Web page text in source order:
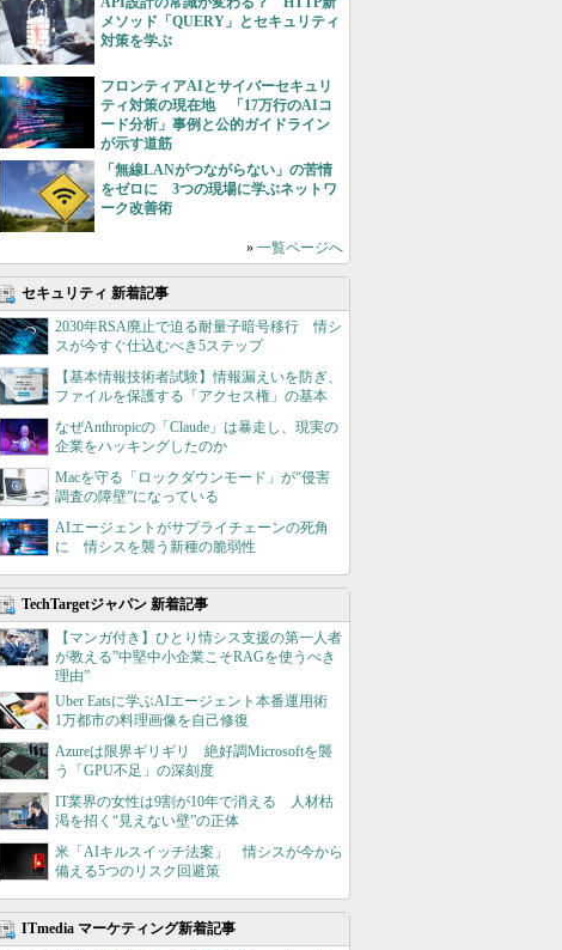
メソッド「QUERY」とセキュリティ
対策を学ぶ
フロンティアAIとサイバーセキュリ
ティ対策の現在地 「17万行のAIコ
ード分析」事例と公的ガイドライン
が示す道筋
「無線LANがつながらない」の苦情
をゼロに 3つの現場に学ぶネットワ
ーク改善術
» 一覧ページへ
セキュリティ 新着記事
2030年RSA廃止で迫る耐量子暗号移行 情シ
スが今すぐ仕込むべき5ステップ
【基本情報技術者試験】情報漏えいを防ぎ、
ファイルを保護する「アクセス権」の基本
なぜAnthropicの「Claude」は暴走し、現実の
企業をハッキングしたのか
Macを守る「ロックダウンモード」が“侵害
調査の障壁”になっている
AIエージェントがサプライチェーンの死角
に 情シスを襲う新種の脆弱性
TechTargetジャパン 新着記事
【マンガ付き】ひとり情シス支援の第一人者
が教える”中堅中小企業こそRAGを使うべき
理由”
Uber Eatsに学ぶAIエージェント本番運用術
1万都市の料理画像を自己修復
Azureは限界ギリギリ 絶好調Microsoftを襲
う「GPU不足」の深刻度
IT業界の女性は9割が10年で消える 人材枯
渇を招く“見えない壁”の正体
米「AIキルスイッチ法案」 情シスが今から
備える5つのリスク回避策
ITmedia マーケティング新着記事